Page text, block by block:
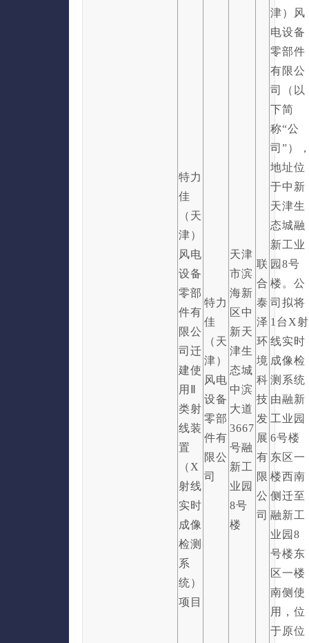
特力
佳
（天
津）
风电
设备
零部
件有
限公
司迁
建使
用Ⅱ
类射
线装
置
（X
射线
实时
成像
检测
系
统）
项目
特力
佳
（天
津）
风电
设备
零部
件有
限公
司
天津
市滨
海新
区中
新天
津生
态城
中滨
大道
3667
号融
新工
业园
8号
楼
联
合
泰
泽
环
境
科
技
发
展
有
限
公
司
津）风
电设备
零部件
有限公
司（以
下简
称“公
司”）
地址位
于中新
天津生
态城融
新工业
园8号
楼。公
司拟将
1台X射
线实时
成像检
测系统
由融新
工业园
6号楼
东区一
楼西南
侧迁至
融新工
业园8
号楼东
区一楼
南侧使
用，位
于原位